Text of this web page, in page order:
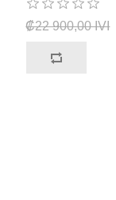
₡22 900,00 IVI